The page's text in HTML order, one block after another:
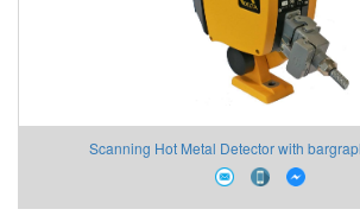
Scanning Hot Metal Detector with